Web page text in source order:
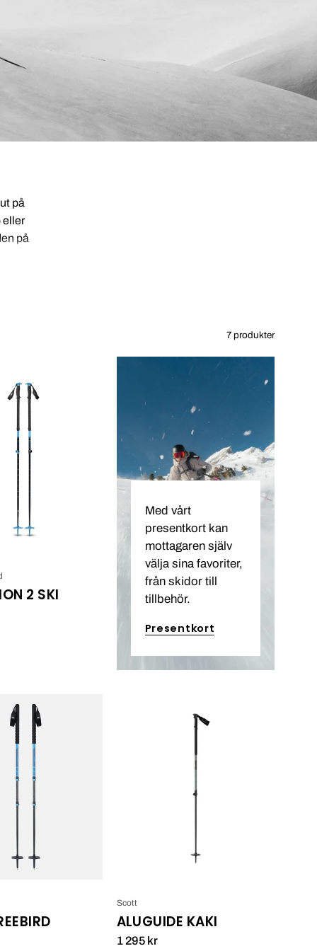
på
eller
på
7 produkter
Black
Diamond
EXPEDITION
POLES
2 SKI
Med vårt
presentkort kan
mottagaren själv
välja sina favoriter,
från skidor till
tillbehör.
Presentkort
Black
Crows
Trios
Freebird_1
Scott
Aluguide
ALUGUIDE KAKI
Scott
1 295 kr